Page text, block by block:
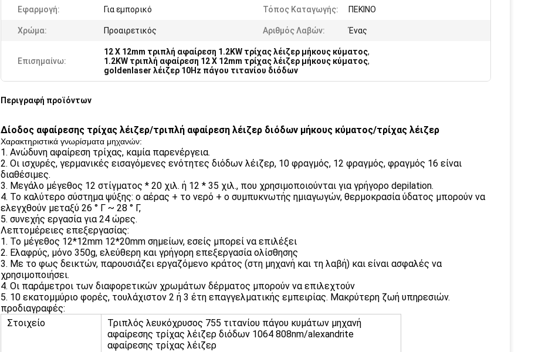
Εφαρμογή: Για εμπορικό Τόπος Καταγωγής: ΠΕΚΙΝΟ
Χρώμα: Προαιρετικός Αριθμός Λαβών: Ένας
Επισημαίνω:
12 X 12mm τριπλή αφαίρεση 1.2KW τρίχας λέιζερ μήκους κύματος,
1.2KW τριπλή αφαίρεση 12 X 12mm τρίχας λέιζερ μήκους κύματος,
goldenlaser λέιζερ 10Hz πάγου τιτανίου διόδων
Περιγραφή προϊόντων
Δίοδος αφαίρεσης τρίχας λέιζερ/τριπλή αφαίρεση λέιζερ διόδων μήκους κύματος/τρίχας λέιζερ
Χαρακτηριστικά γνωρίσματα μηχανών:
1. Ανώδυνη αφαίρεση τρίχας, καμία παρενέργεια.
2. Οι ισχυρές, γερμανικές εισαγόμενες ενότητες διόδων λέιζερ, 10 φραγμός, 12 φραγμός, φραγμός 16 είναι
διαθέσιμες.
3. Μεγάλο μέγεθος 12 στίγματος * 20 χιλ. ή 12 * 35 χιλ., που χρησιμοποιούνται για γρήγορο depilation.
4. Το καλύτερο σύστημα ψύξης: ο αέρας + το νερό + ο συμπυκνωτής ημιαγωγών, θερμοκρασία ύδατος μπορούν να
ελεγχθούν μεταξύ 26 ° Γ ~ 28 ° Γ,
5. συνεχής εργασία για 24 ώρες.
Λεπτομέρειες επεξεργασίας:
1. Το μέγεθος 12*12mm 12*20mm σημείων, εσείς μπορεί να επιλέξει
2. Ελαφρύς, μόνο 350g, ελεύθερη και γρήγορη επεξεργασία ολίσθησης
3. Με το φως δεικτών, παρουσιάζει εργαζόμενο κράτος (στη μηχανή και τη λαβή) και είναι ασφαλές να
χρησιμοποιήσει.
4. Οι παράμετροι των διαφορετικών χρωμάτων δέρματος μπορούν να επιλεχτούν
5. 10 εκατομμύριο φορές, τουλάχιστον 2 ή 3 έτη επαγγελματικής εμπειρίας. Μακρύτερη ζωή υπηρεσιών.
προδιαγραφές:
Στοιχείο
Τριπλός λευκόχρυσος 755 τιτανίου πάγου κυμάτων μηχανή
αφαίρεσης τρίχας λέιζερ διόδων 1064 808nm/alexandrite
αφαίρεσης τρίχας λέιζερ